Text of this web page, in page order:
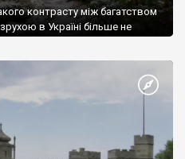
контрасту між багатством
в Україні більше не